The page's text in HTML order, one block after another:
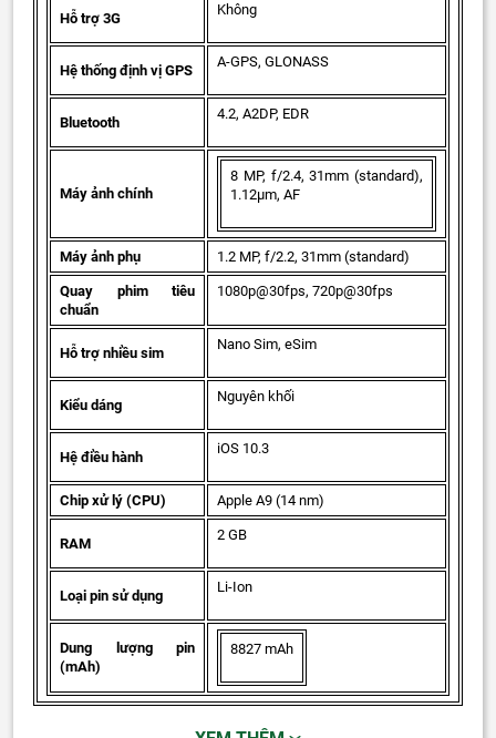
Hỗ trợ 3G
Không
Hệ thống định vị GPS
A-GPS, GLONASS
Bluetooth
4.2, A2DP, EDR
Máy ảnh chính
8 MP, f/2.4, 31mm (standard),
1.12µm, AF
Máy ảnh phụ 1.2 MP, f/2.2, 31mm (standard)
Quay phim tiêu
chuẩn
1080p@30fps, 720p@30fps
Hỗ trợ nhiều sim
Nano Sim, eSim
Kiểu dáng
Nguyên khối
Hệ điều hành
iOS 10.3
Chip xử lý (CPU) Apple A9 (14 nm)
RAM
2 GB
Loại pin sử dụng
Li-Ion
Dung lượng pin
(mAh)
8827 mAh